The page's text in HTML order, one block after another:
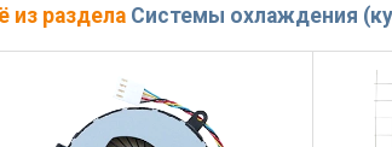
из раздела Системы охлаждения